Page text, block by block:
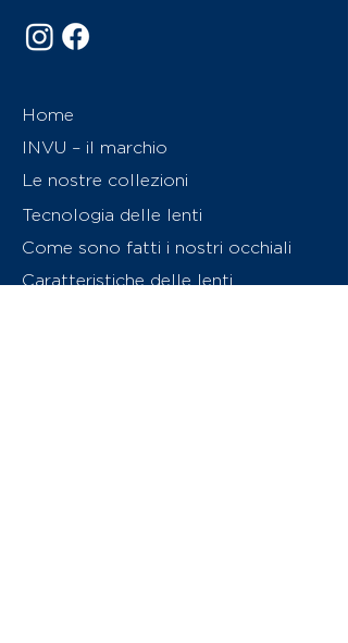
Home
INVU – il marchio
Le nostre collezioni
Tecnologia delle lenti
Come sono fatti i nostri occhiali
Caratteristiche delle lenti